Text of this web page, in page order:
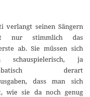
u
2
0
verlangt seinen Sängern
nur stimmlich das
ab. Sie müssen sich
schauspielerisch, ja
derart
dass man sich
wie sie da noch genug